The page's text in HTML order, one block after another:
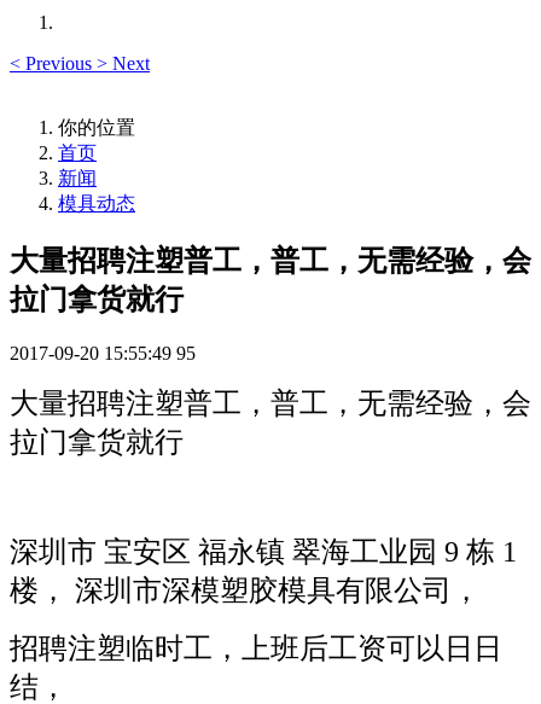
< Previous > Next
你的位置
首页
新闻
模具动态
大量招聘注塑普工，普工，无需经验，会
拉门拿货就行
2017-09-20 15:55:49 95
大量招聘注塑普工，普工，无需经验，会
拉门拿货就行
深圳市 宝安区 福永镇 翠海工业园 9 栋 1
楼， 深圳市深模塑胶模具有限公司，
招聘注塑临时工，上班后工资可以日日
结，